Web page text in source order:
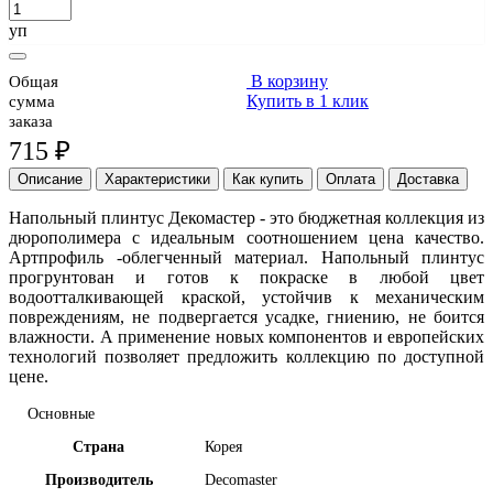
уп
Общая
сумма
заказа
715 ₽
В корзину
Купить в 1 клик
Описание Характеристики Как купить Оплата Доставка
Напольный плинтус Декомастер - это бюджетная коллекция из
дюрополимера с идеальным соотношением цена качество.
Артпрофиль -облегченный материал. Напольный плинтус
прогрунтован и готов к покраске в любой цвет
водоотталкивающей краской, устойчив к механическим
повреждениям, не подвергается усадке, гниению, не боится
влажности. А применение новых компонентов и европейских
технологий позволяет предложить коллекцию по доступной
цене.
Основные
Страна
Корея
Производитель
Decomaster